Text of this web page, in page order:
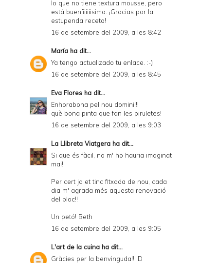
lo que no tiene textura mousse, pero
está bueníiiiiiisima. ¡Gracias por la
estupenda receta!
16 de setembre del 2009, a les 8:42
María ha dit...
Ya tengo actualizado tu enlace. :-)
16 de setembre del 2009, a les 8:45
Eva Flores ha dit...
Enhorabona pel nou domini!!!
què bona pinta que fan les piruletes!
16 de setembre del 2009, a les 9:03
La Llibreta Viatgera ha dit...
Si que és fàcil, no m' ho hauria imaginat
mai!
Per cert ja et tinc fitxada de nou, cada
dia m' agrada més aquesta renovació
del bloc!!
Un petó! Beth
16 de setembre del 2009, a les 9:05
L'art de la cuina ha dit...
Gràcies per la benvinguda!! :D